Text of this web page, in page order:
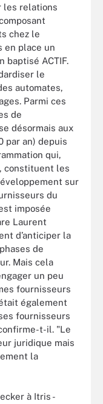
les relations
chez le
en place un
baptisé ACTIF.
le
automates,
Parmi ces
de
désormais aux
par an) depuis
qui,
constituent les
sur
du
imposée
Laurent
d’anticiper la
de
Mais cela
un peu
fournisseurs
également
fournisseurs
t-il. "Le
juridique mais
la
à Itris -